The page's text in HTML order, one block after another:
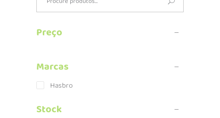
Preço
Marcas
Hasbro
Stock